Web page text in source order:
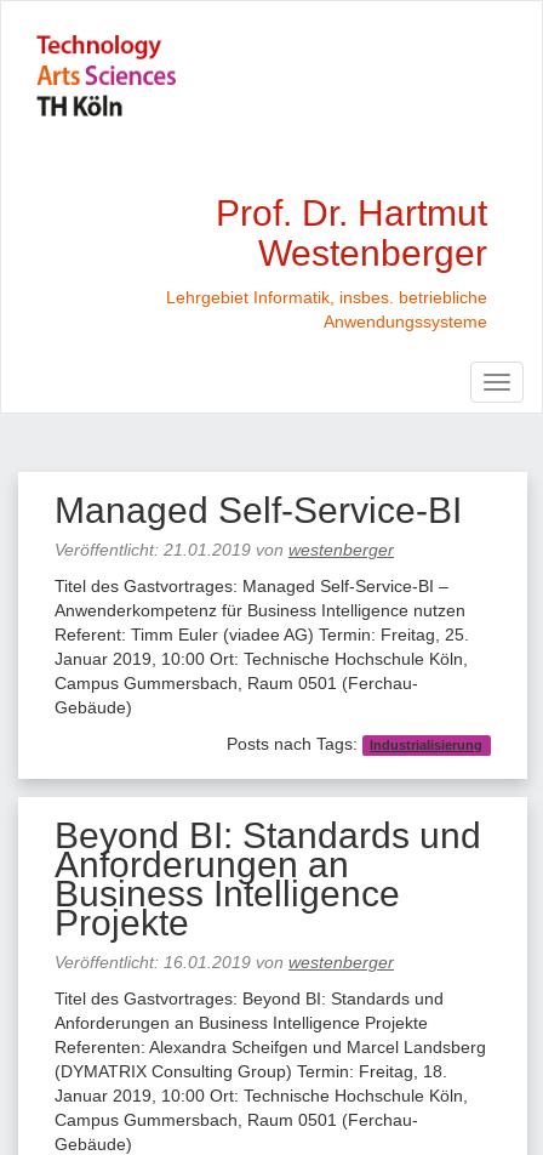
Prof. Dr. Hartmut
Westenberger
Lehrgebiet Informatik, insbes. betriebliche
Anwendungssysteme
Managed Self-Service-BI
Veröffentlicht: 21.01.2019 von westenberger
Titel des Gastvortrages: Managed Self-Service-BI –
Anwenderkompetenz für Business Intelligence nutzen
Referent: Timm Euler (viadee AG) Termin: Freitag, 25.
Januar 2019, 10:00 Ort: Technische Hochschule Köln,
Campus Gummersbach, Raum 0501 (Ferchau-
Gebäude)
Posts nach Tags:
Industrialisierung
Beyond BI: Standards und
Anforderungen an
Business Intelligence
Projekte
Veröffentlicht: 16.01.2019 von westenberger
Titel des Gastvortrages: Beyond BI: Standards und
Anforderungen an Business Intelligence Projekte
Referenten: Alexandra Scheifgen und Marcel Landsberg
(DYMATRIX Consulting Group) Termin: Freitag, 18.
Januar 2019, 10:00 Ort: Technische Hochschule Köln,
Campus Gummersbach, Raum 0501 (Ferchau-
Gebäude)